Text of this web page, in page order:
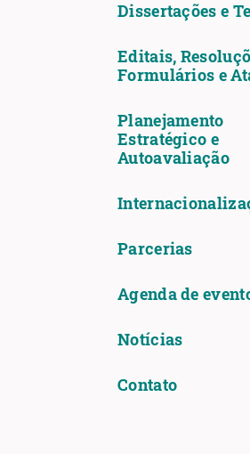
Dissertações e
Editais,
Formulários e
Planejamento
Estratégico e
Autoavaliação
Parcerias
Agenda de
Notícias
Contato